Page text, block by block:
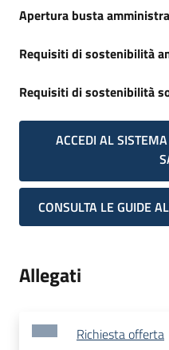
Apertura busta
Requisiti di sostenibilità
Requisiti di sostenibilità
ACCEDI AL
CONSULTA LE GUIDE
Allegati
Richiesta offerta